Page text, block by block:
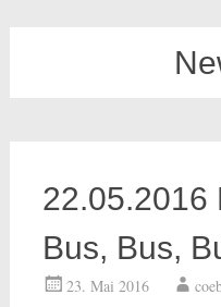
22.05.2016
Bus, Bus,
23. Mai 2016